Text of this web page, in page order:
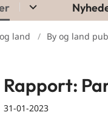
land
By og land
Rapport:
31-01-2023